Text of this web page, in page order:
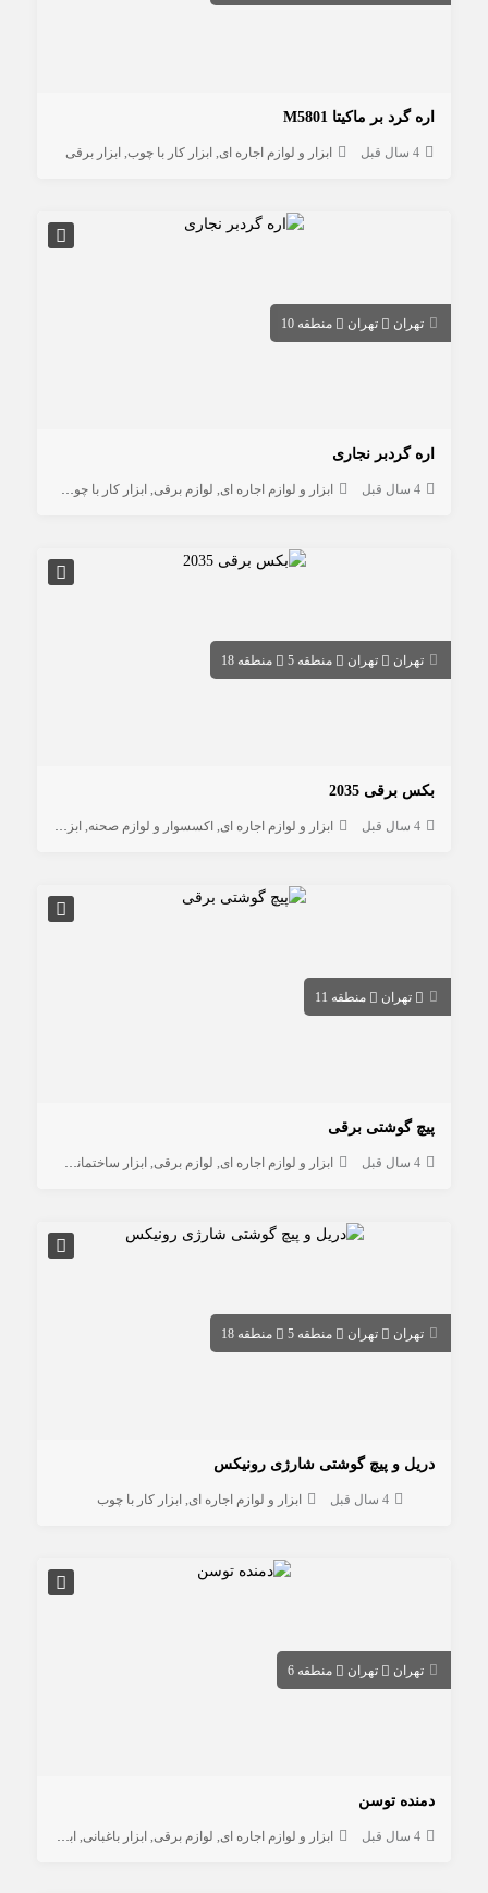
اره گرد بر ماکیتا M5801
4 سال قبل ابزار و لوازم اجاره ای ابزار کار با چوب ابزار برقی
تهران تهران منطقه 10
اره گردبر نجاری
4 سال قبل ابزار و لوازم اجاره ای لوازم برقی ابزار کار با چوب
تهران تهران منطقه 5 منطقه 18
بکس برقی 2035
4 سال قبل ابزار و لوازم اجاره ای اکسسوار و لوازم صحنه ابزار ساختمانی
تهران منطقه 11
پیچ گوشتی برقی
4 سال قبل ابزار و لوازم اجاره ای لوازم برقی ابزار ساختمانی
تهران تهران منطقه 5 منطقه 18
دریل و پیچ گوشتی شارژی رونیکس
4 سال قبل ابزار و لوازم اجاره ای ابزار کار با چوب
تهران تهران منطقه 6
دمنده توسن
4 سال قبل ابزار و لوازم اجاره ای لوازم برقی ابزار باغبانی ابزار کار با چوب